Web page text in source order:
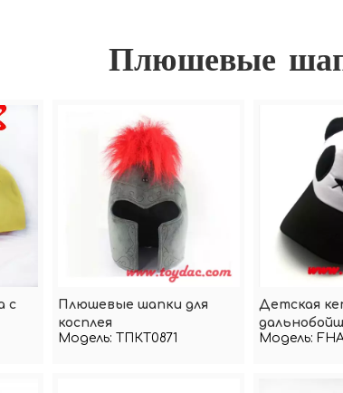
Плюшевые
с
Плюшевые шапки для
косплея
Модель: ТПКТ0871
Детская
рисунком
Модель: